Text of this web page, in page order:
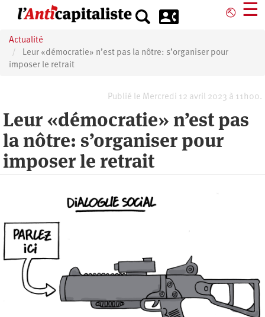
principal
⎋ ☰
Actualité
Leur «démocratie» n’est pas la nôtre: s’organiser pour
imposer le retrait
Publié le Mercredi 12 avril 2023 à 11h00.
Leur «démocratie» n’est pas
la nôtre: s’organiser pour
imposer le retrait